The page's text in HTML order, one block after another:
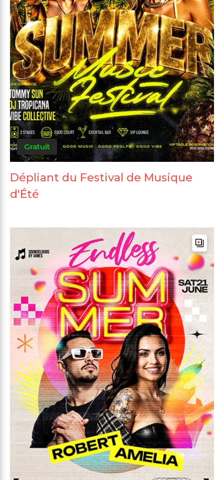
Gratuit
Dépliant du Festival de Musique
d'Été